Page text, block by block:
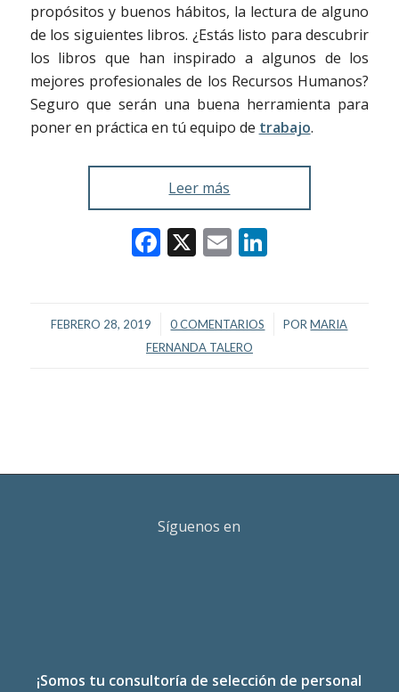
propósitos y buenos hábitos, la lectura de alguno
de los siguientes libros. ¿Estás listo para descubrir
los libros que han inspirado a algunos de los
mejores profesionales de los Recursos Humanos?
Seguro que serán una buena herramienta para
poner en práctica en tú equipo de trabajo.
Leer más
Facebook
X EmailLinkedIn
FEBRERO 28, 2019
/ 0 COMENTARIOS
/ PORMARIA
FERNANDA TALERO
Síguenos en
¡Somos tu consultoría de selección de personal